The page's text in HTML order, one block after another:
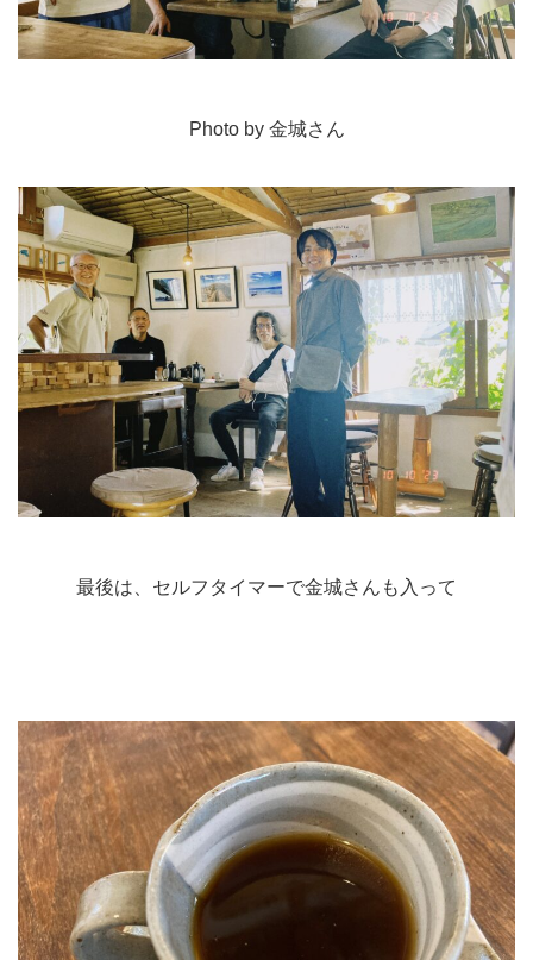
Photo by 金城さん
最後は、セルフタイマーで金城さんも入って